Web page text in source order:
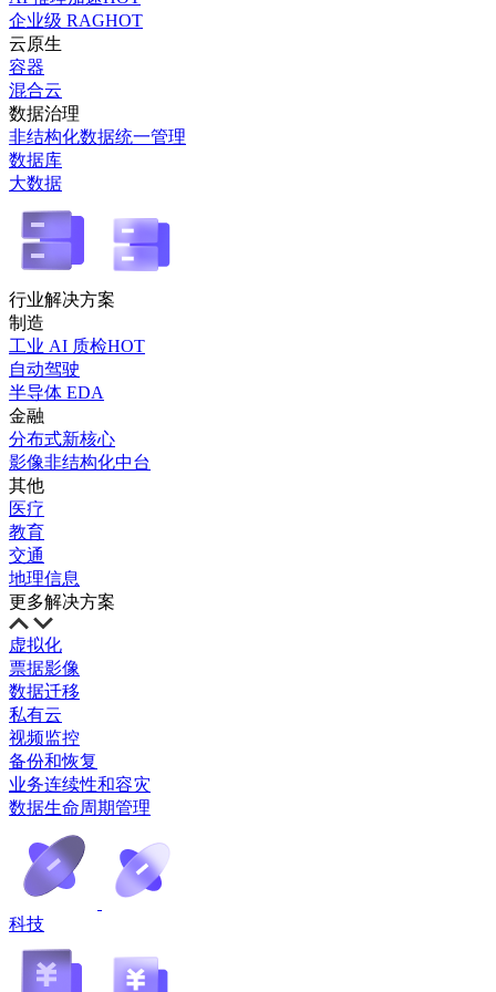
企业级 RAGHOT
云原生
容器
混合云
数据治理
非结构化数据统一管理
数据库
大数据
行业解决方案
制造
工业 AI 质检HOT
自动驾驶
半导体 EDA
金融
分布式新核心
影像非结构化中台
其他
医疗
教育
交通
地理信息
更多解决方案
虚拟化
票据影像
数据迁移
私有云
视频监控
备份和恢复
业务连续性和容灾
数据生命周期管理
科技